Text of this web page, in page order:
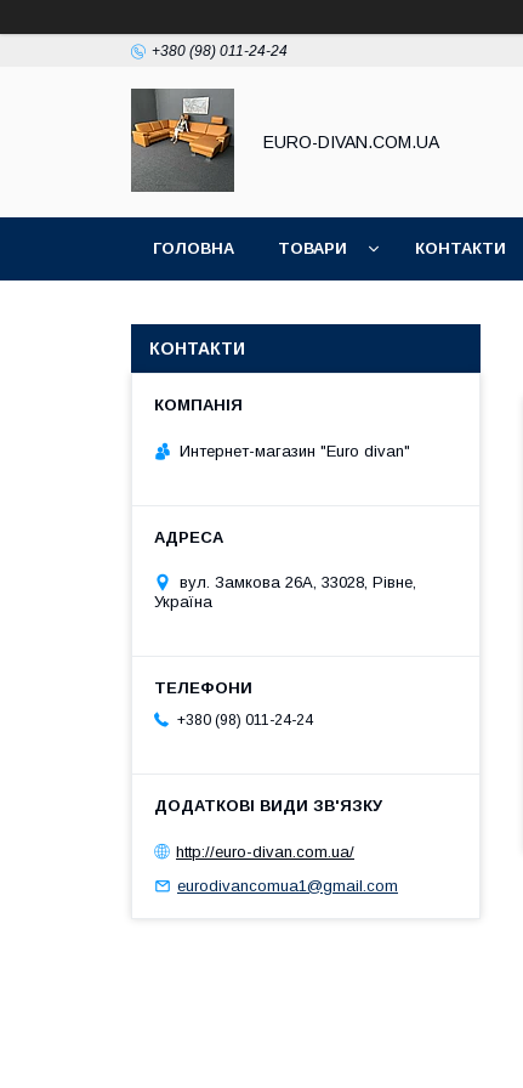
+380 (98) 011-24-24
EURO-DIVAN.COM.UA
ГОЛОВНА ТОВАРИ КОНТАКТИ
КОНТАКТИ
Интернет-магазин "Euro divan"
вул. Замкова 26А, 33028, Рівне,
Україна
+380 (98) 011-24-24
http://euro-divan.com.ua/
eurodivancomua1@gmail.com